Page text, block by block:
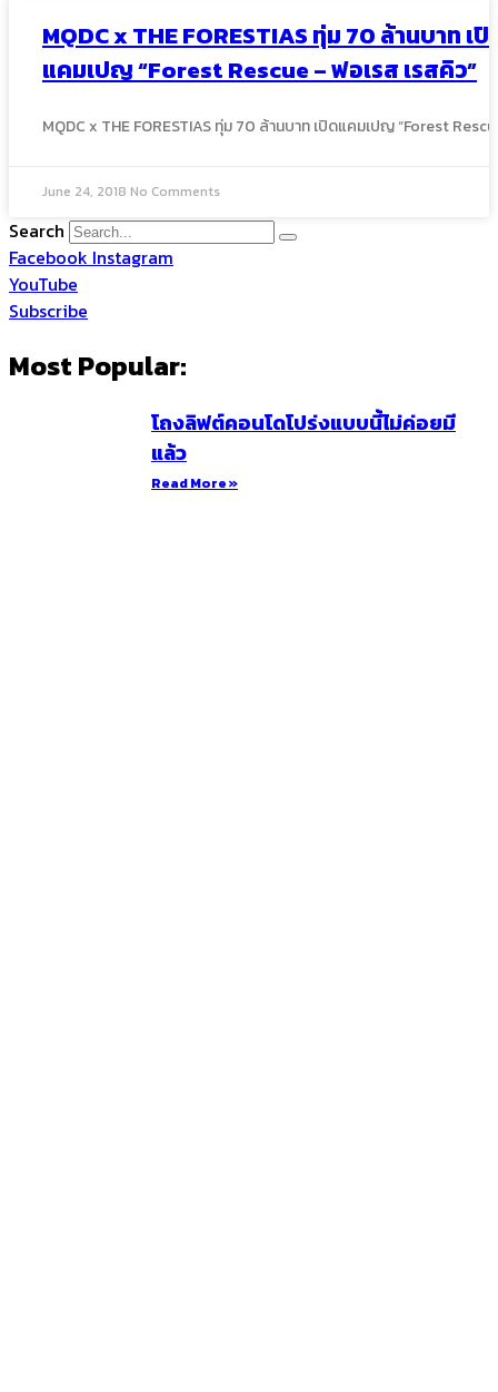
MQDC x THE FORESTIAS ทุ่ม 70 ล้านบาท เ
แคมเปญ “Forest Rescue – ฟอเรส เรสคิว”
MQDC x THE FORESTIAS ทุ่ม 70 ล้านบาท เปิดแคมเปญ “Forest
June 24, 2018 No Comments
Search
Facebook Instagram
YouTube
Subscribe
Most Popular:
โถงลิฟต์คอนโดโปร่งแบบนี้ไม่ค่อยมี
แล้ว
Read More »